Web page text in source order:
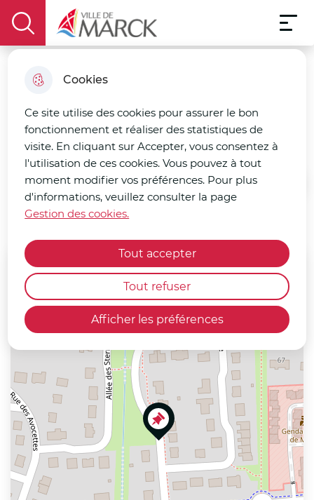
Cookies
Ce site utilise des cookies pour assurer le bon
fonctionnement et réaliser des statistiques de
visite. En cliquant sur Accepter, vous consentez à
l'utilisation de ces cookies. Vous pouvez à tout
moment modifier vos préférences. Pour plus
d'informations, veuillez consulter la page
Gestion des cookies.
Afficher les préférences
Tout accepter
Tout refuser
Aller à la
recherche
Consulter
le plan
display the search field
Ville de Marck
Menu
Crée ton style
Coiffeur
Emplacement
+
−